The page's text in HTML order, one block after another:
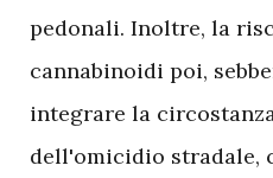
pedonali. Inoltre, la
cannabinoidi poi,
integrare la
dell'omicidio stradale,